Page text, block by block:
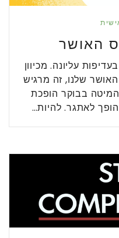
האושר
עליונה. מכיוון
שלנו, זה מרגיש
בבוקר הופכת
לאתגר. להיות…